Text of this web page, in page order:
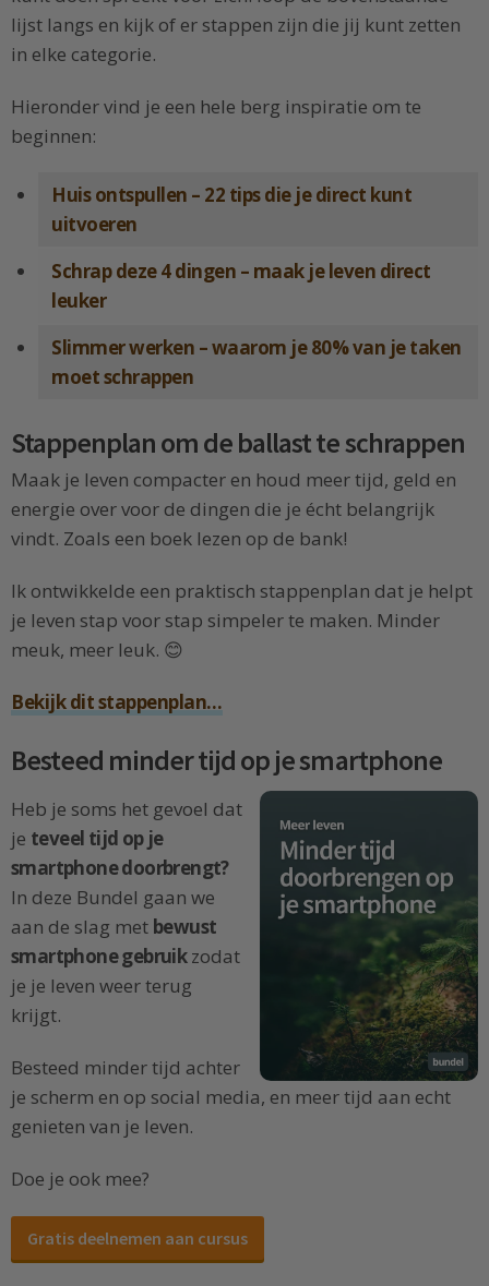
lijst langs en kijk of er stappen zijn die jij kunt zetten
in elke categorie.
Hieronder vind je een hele berg inspiratie om te
beginnen:
Huis ontspullen – 22 tips die je direct kunt
uitvoeren
Schrap deze 4 dingen – maak je leven direct
leuker
Slimmer werken – waarom je 80% van je taken
moet schrappen
Stappenplan om de ballast te schrappen
Maak je leven compacter en houd meer tijd, geld en
energie over voor de dingen die je écht belangrijk
vindt. Zoals een boek lezen op de bank!
Ik ontwikkelde een praktisch stappenplan dat je helpt
je leven stap voor stap simpeler te maken. Minder
meuk, meer leuk. 😊
Bekijk dit stappenplan…
Besteed minder tijd op je smartphone
Heb je soms het gevoel dat
je teveel tijd op je
smartphone doorbrengt?
In deze Bundel gaan we
aan de slag met bewust
smartphone gebruikzodat
je je leven weer terug
krijgt.
Besteed minder tijd achter
je scherm en op social media, en meer tijd aan echt
genieten van je leven.
Doe je ook mee?
Gratis deelnemen aan cursus